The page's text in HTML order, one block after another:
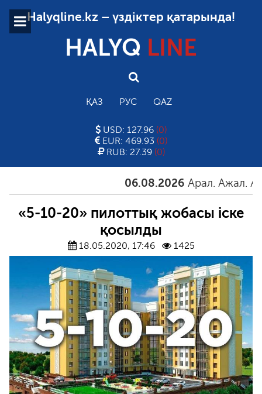
Halyqline.kz – үздіктер қатарында!
HALYQ LINE
ҚАЗ РУС QAZ
USD: 127.96 (0)
EUR: 469.93 (0)
RUB: 27.39 (0)
06.08.2026 Арал. Ажал. Айғақ
«5-10-20» пилоттық жобасы іске
қосылды
18.05.2020, 17:46 1425